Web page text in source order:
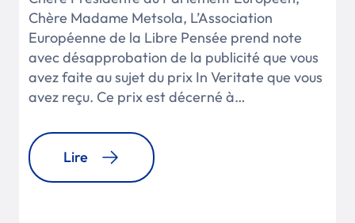
Chère Madame Metsola, L’Association
Européenne de la Libre Pensée prend note
avec désapprobation de la publicité que vous
avez faite au sujet du prix In Veritate que vous
avez reçu. Ce prix est décerné à…
Lire